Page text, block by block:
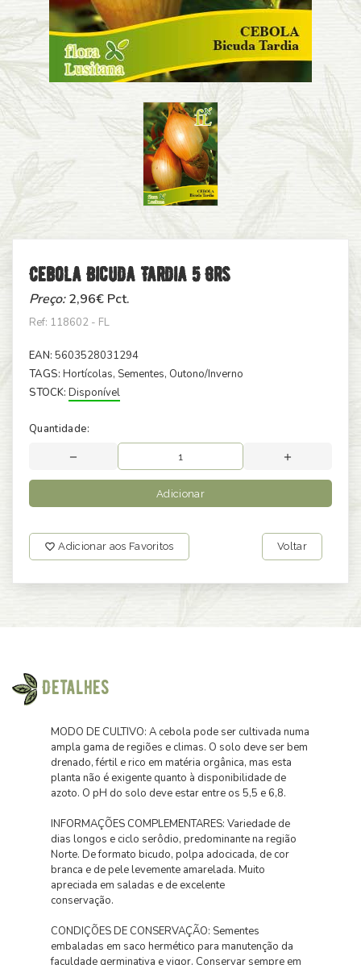
Cebola Bicuda Tardia 5 Grs
Preço:2,96€ Pct.
Ref: 118602 - FL
EAN: 5603528031294
TAGS: Hortícolas, Sementes, Outono/Inverno
STOCK: Disponível
Quantidade:
Adicionar
Adicionar aos Favoritos Voltar
Detalhes
MODO DE CULTIVO: A cebola pode ser cultivada numa
ampla gama de regiões e climas. O solo deve ser bem
drenado, fértil e rico em matéria orgânica, mas esta
planta não é exigente quanto à disponibilidade de
azoto. O pH do solo deve estar entre os 5,5 e 6,8.
INFORMAÇÕES COMPLEMENTARES: Variedade de
dias longos e ciclo serôdio, predominante na região
Norte. De formato bicudo, polpa adocicada, de cor
branca e de pele levemente amarelada. Muito
apreciada em saladas e de excelente
conservação.
CONDIÇÕES DE CONSERVAÇÃO: Sementes
embaladas em saco hermético para manutenção da
faculdade germinativa e vigor. Conservar sempre em